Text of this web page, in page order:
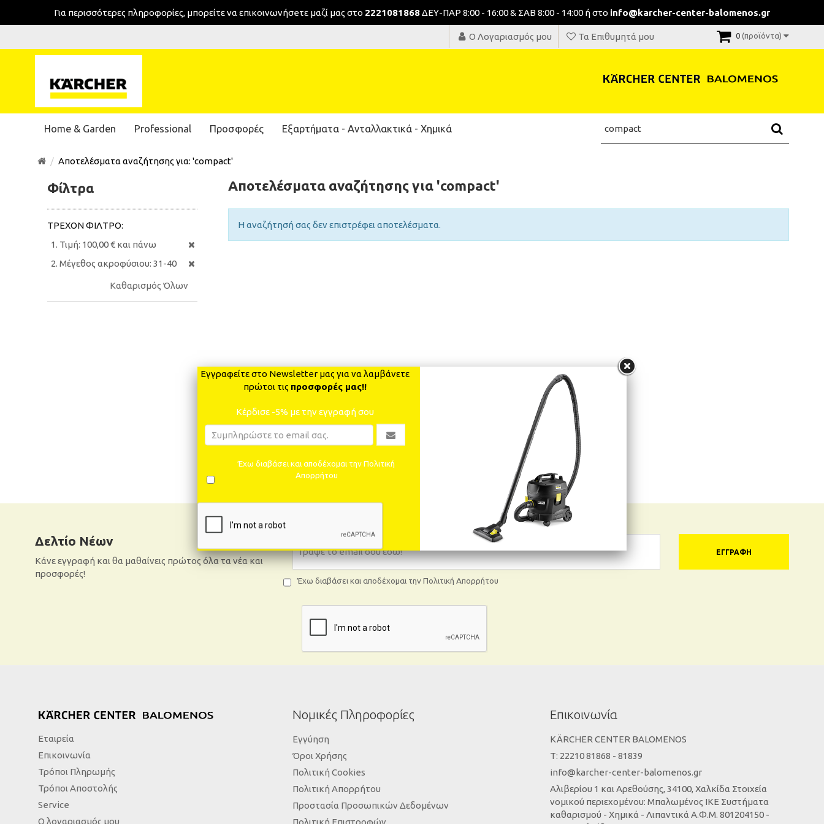
Για περισσότερες πληροφορίες, μπορείτε να επικοινωνήσeτε μαζί μας στο 2221081868ΔΕΥ-ΠΑΡ 8:00 - 16:00 & ΣΑΒ 8:00 - 14:00 ή στο info@karcher-center-balomenos.gr
Ο Λογαριασμός μου Τα Επιθυμητά μου 0 (προϊόντα)
Home & Garden Professional Προσφορές Εξαρτήματα - Ανταλλακτικά - Χημικά
Αποτελέσματα αναζήτησης για: 'compact'
Φίλτρα
ΤΡΈΧΟΝ ΦΊΛΤΡΟ:
Τιμή: 100,00 € και πάνω
Μέγεθος ακροφύσιου: 31-40
Καθαρισμός Όλων
Αποτελέσματα αναζήτησης για 'compact'
Η αναζήτησή σας δεν επιστρέφει αποτελέσματα.
Δελτίο Νέων
Κάνε εγγραφή και θα μαθαίνεις πρώτος όλα τα νέα και
προσφορές!
ΕΓΓΡΑΦΉ
Έχω διαβάσει και αποδέχομαι την Πολιτική Απορρήτου
Εταιρεία
Επικοινωνία
Τρόποι Πληρωμής
Τρόποι Αποστολής
Service
Ο λογαριασμός μου
Νομικές Πληροφορίες
Εγγύηση
Όροι Χρήσης
Πολιτική Cookies
Πολιτική Απορρήτου
Προστασία Προσωπικών Δεδομένων
Πολιτική Επιστροφών
Επικοινωνία
KÄRCHER CENTER BALOMENOS
Τ: 22210 81868 - 81839
info@karcher-center-balomenos.gr
Αλιβερίου 1 και Αρεθούσης, 34100, Χαλκίδα Στοιχεία
νομικού περιεχομένου: Μπαλωμένος ΙΚΕ Συστήματα
καθαρισμού - Χημικά - Λιπαντικά Α.Φ.Μ. 801204150 -
Εγγραφείτε στο Newsletter μας για να λαμβάνετε
πρώτοι τις προσφορές μας!!
Κέρδισε -5% με την εγγραφή σου
Έχω διαβάσει και αποδέχομαι την Πολιτική
Απορρήτου